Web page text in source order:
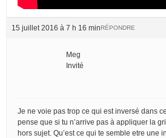
15 juillet 2016 à 7 h 16 minRÉPONDRE
Meg
Invité
Je ne voie pas trop ce qui est inversé dans
pense que si tu n’arrive pas à appliquer la
hors sujet. Qu’est ce qui te semble etre une